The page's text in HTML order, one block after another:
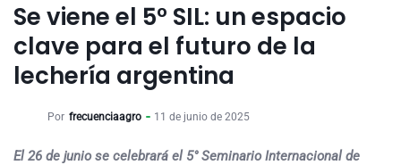
Se viene el 5° SIL: un espacio
clave para el futuro de la
lechería argentina
Por frecuenciaagro 11 de junio de 2025
El 26 de junio se celebrará el 5° Seminario Internacional de